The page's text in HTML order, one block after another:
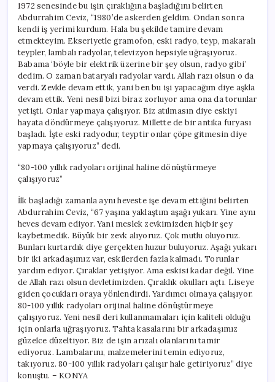
1972 senesinde bu işin çıraklığına başladığını belirten
Abdurrahim Ceviz, “1980’de askerden geldim. Ondan sonra
kendi iş yerimi kurdum. Hala bu şekilde tamire devam
etmekteyim. Ekseriyetle gramofon, eski radyo, teyp, makaralı
teypler, lambalı radyolar, televizyon hepsiyle uğraşıyoruz.
Babama ‘böyle bir elektrik üzerine bir şey olsun, radyo gibi’
dedim. O zaman bataryalı radyolar vardı. Allah razı olsun o da
verdi. Zevkle devam ettik, yani ben bu işi yapacağım diye aşkla
devam ettik. Yeni nesil bizi biraz zorluyor ama ona da torunlar
yetişti. Onlar yapmaya çalışıyor. Biz atılmasın diye eskiyi
hayata döndürmeye çalışıyoruz. Millette de bir antika furyası
başladı. İşte eski radyodur, teyptir onlar çöpe gitmesin diye
yapmaya çalışıyoruz” dedi.
“80-100 yıllık radyoları orijinal haline dönüştürmeye
çalışıyoruz”
İlk başladığı zamanla aynı heveste işe devam ettiğini belirten
Abdurrahim Ceviz, “67 yaşına yaklaştım aşağı yukarı. Yine aynı
heves devam ediyor. Yani meslek zevkimizden hiçbir şey
kaybetmedik. Büyük bir zevk alıyoruz. Çok mutlu oluyoruz.
Bunları kurtardık diye gerçekten huzur buluyoruz. Aşağı yukarı
bir iki arkadaşımız var, eskilerden fazla kalmadı. Torunlar
yardım ediyor. Çıraklar yetişiyor. Ama eskisi kadar değil. Yine
de Allah razı olsun devletimizden. Çıraklık okulları açtı. Liseye
giden çocukları oraya yönlendirdi. Yardımcı olmaya çalışıyor.
80-100 yıllık radyoları orijinal haline dönüştürmeye
çalışıyoruz. Yeni nesil deri kullanmamaları için kaliteli olduğu
için onlarla uğraşıyoruz. Tahta kasalarını bir arkadaşımız
güzelce düzeltiyor. Biz de işin arızalı olanlarını tamir
ediyoruz. Lambalarını, malzemelerini temin ediyoruz,
takıyoruz. 80-100 yıllık radyoları çalışır hale getiriyoruz” diye
konuştu. – KONYA